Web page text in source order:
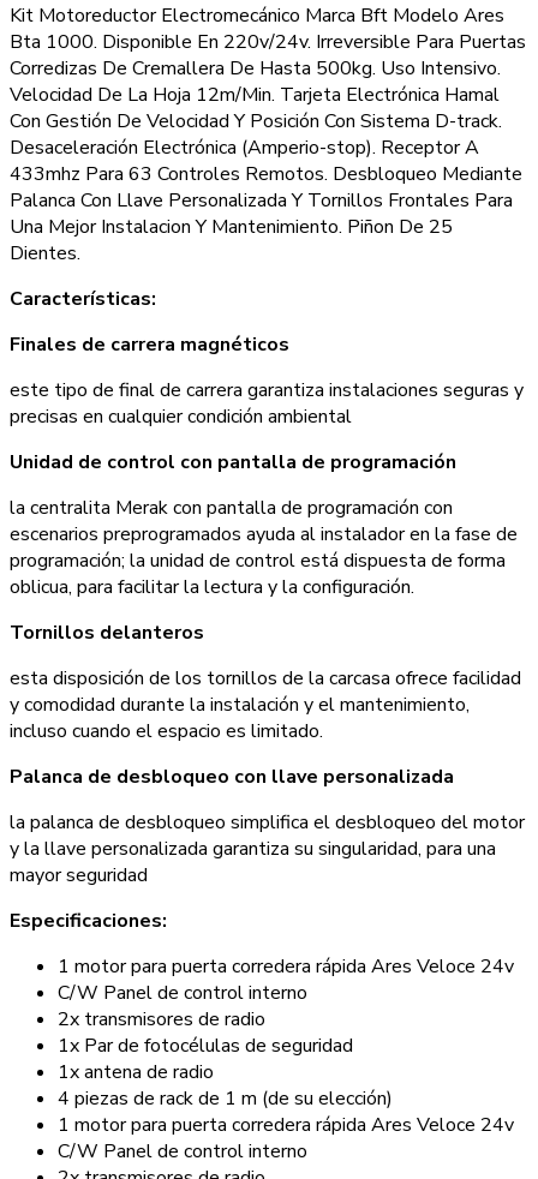
Kit Motoreductor Electromecánico Marca Bft Modelo Ares
Bta 1000. Disponible En 220v/24v. Irreversible Para Puertas
Corredizas De Cremallera De Hasta 500kg. Uso Intensivo.
Velocidad De La Hoja 12m/Min. Tarjeta Electrónica Hamal
Con Gestión De Velocidad Y Posición Con Sistema D-track.
Desaceleración Electrónica (Amperio-stop). Receptor A
433mhz Para 63 Controles Remotos. Desbloqueo Mediante
Palanca Con Llave Personalizada Y Tornillos Frontales Para
Una Mejor Instalacion Y Mantenimiento. Piñon De 25
Dientes.
Características:
Finales de carrera magnéticos
este tipo de final de carrera garantiza instalaciones seguras y
precisas en cualquier condición ambiental
Unidad de control con pantalla de programación
la centralita Merak con pantalla de programación con
escenarios preprogramados ayuda al instalador en la fase de
programación; la unidad de control está dispuesta de forma
oblicua, para facilitar la lectura y la configuración.
Tornillos delanteros
esta disposición de los tornillos de la carcasa ofrece facilidad
y comodidad durante la instalación y el mantenimiento,
incluso cuando el espacio es limitado.
Palanca de desbloqueo con llave personalizada
la palanca de desbloqueo simplifica el desbloqueo del motor
y la llave personalizada garantiza su singularidad, para una
mayor seguridad
Especificaciones:
1 motor para puerta corredera rápida Ares Veloce 24v
C/W Panel de control interno
2x transmisores de radio
1x Par de fotocélulas de seguridad
1x antena de radio
4 piezas de rack de 1 m (de su elección)
1 motor para puerta corredera rápida Ares Veloce 24v
C/W Panel de control interno